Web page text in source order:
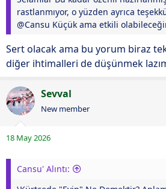
rastlanmıyor, o yüzden ayrıca
@Cansu Küçük ama etkili
Sert olacak ama bu yorum biraz
diğer ihtimalleri de düşünmek
Sevval
New member
18 May 2026
Cansu' Alıntı: